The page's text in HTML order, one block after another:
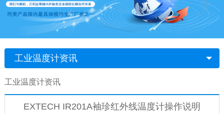
工业温度计资讯
工业温度计资讯
EXTECH IR201A袖珍红外线温度计操作说明